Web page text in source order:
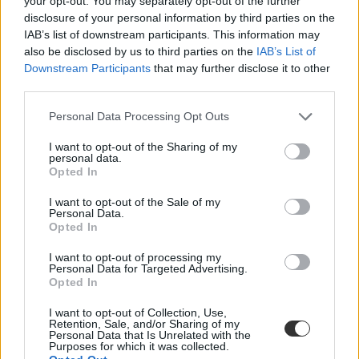
disclosure of your personal information by third parties on the
IAB’s list of downstream participants. This information may
also be disclosed by us to third parties on the IAB’s List of
Downstream Participants that may further disclose it to other
Personal Data Processing Opt Outs
I want to opt-out of the Sharing of my
personal data.
Opted In
I want to opt-out of the Sale of my
Personal Data.
Opted In
I want to opt-out of processing my
Personal Data for Targeted Advertising.
Opted In
I want to opt-out of Collection, Use,
Retention, Sale, and/or Sharing of my
Personal Data that Is Unrelated with the
Purposes for which it was collected.
Beperelték az iskolát, ahol felfüggesztették az
igazgatóról mémet készítő diákot
A mémeken szereplő iskolaigazgató első nekifutásból öt napos
felfüggesztéssel akarta megbüntetni a diákot. Miután a fiatal
Közoktatás
Tarnay Kristóf
A Carson Coma énekese is kifejezte véleményét a
mém miatt kirúgott kecskeméti diák ügyéről
photoshopos botrányról.
Campus life